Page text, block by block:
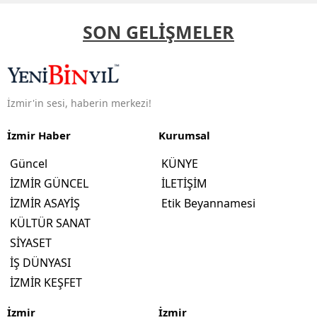
SON GELİŞMELER
İzmir'in sesi, haberin merkezi!
İzmir Haber
Güncel
İZMİR GÜNCEL
İZMİR ASAYİŞ
KÜLTÜR SANAT
SİYASET
İŞ DÜNYASI
İZMİR KEŞFET
Kurumsal
KÜNYE
İLETİŞİM
Etik Beyannamesi
İzmir İzmir